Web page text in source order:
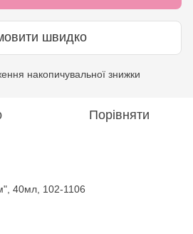
швидко
накопичувальної знижки
Порівняти
40мл, 102-1106